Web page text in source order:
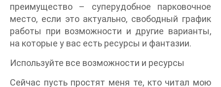
преимущество – суперудобное парковочное
место, если это актуально, свободный график
работы при возможности и другие варианты,
на которые у вас есть ресурсы и фантазии.
Используйте все возможности и ресурсы
Сейчас пусть простят меня те, кто читал мою